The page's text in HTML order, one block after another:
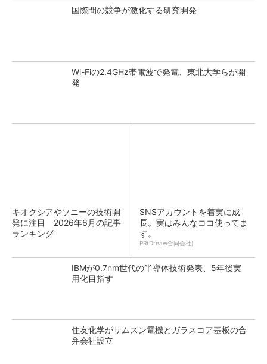
国際間の競争が激化する研究開発
Wi-Fiの2.4GHz帯電波で発電、東北大学らが開
発
キオクシアやソニーの技術開
発に注目 2026年6月の記事
ランキング
SNSアカウントを着実に成
長。実はみんなココ使ってま
す。
PR(Dreaw合同会社)
IBMが0.7nm世代の半導体技術発表、5年後実
用化目指す
住友化学がサムスン電機とガラスコア基板の合
弁会社設立